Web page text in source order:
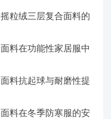
粒绒三层复合面料的
料在功能性家居服中
料抗起球与耐磨性提
料在冬季防寒服的安